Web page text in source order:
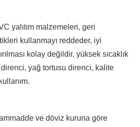
yalıtım malzemeleri, geri
kullanmayı reddeder, iyi
kolay değildir, yüksek sıcaklık
direnci, yağ tortusu direnci, kalite
ve döviz kuruna göre